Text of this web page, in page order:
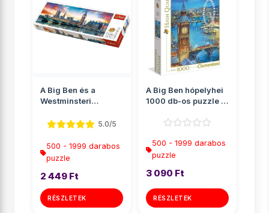
A Big Ben és a
Westminsteri
Panoráma puz...5.0/5
500 - 1999 darabos
puzzle
2 449 Ft
RÉSZLETEK
A Big Ben hópelyhei
1000 db-os puzzle -
500 - 1999 darabos
puzzle
3 090 Ft
RÉSZLETEK